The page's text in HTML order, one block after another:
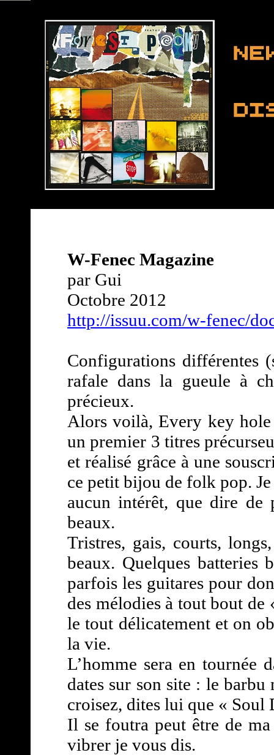
W-Fenec Magazine
par Gui
Octobre 2012
http://issuu.com/w-fenec/
Configurations différentes
rafale dans la gueule à
précieux.
Alors voilà, Every key hole
un premier 3 titres
et réalisé grâce à une
ce petit bijou de folk pop.
aucun intérêt, que dire de
beaux.
Tristres, gais, courts,
beaux. Quelques batteries
parfois les guitares pour
des mélodies à tout bout de
le tout délicatement et on
la vie.
L’homme sera en tournée
dates sur son site : le
croisez, dites lui que «
Il se foutra peut être de
vibrer je vous dis.